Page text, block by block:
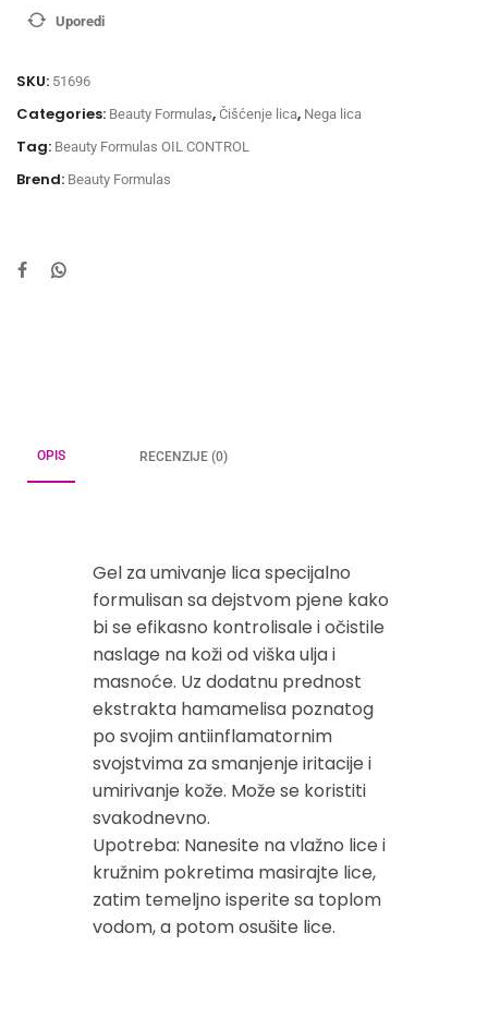
Uporedi
SKU: 51696
Categories: Beauty Formulas, Čišćenje lica, Nega lica
Tag: Beauty Formulas OIL CONTROL
Brend: Beauty Formulas
OPIS RECENZIJE (0)
Gel za umivanje lica specijalno
formulisan sa dejstvom pjene kako
bi se efikasno kontrolisale i očistile
naslage na koži od viška ulja i
masnoće. Uz dodatnu prednost
ekstrakta hamamelisa poznatog
po svojim antiinflamatornim
svojstvima za smanjenje iritacije i
umirivanje kože. Može se koristiti
svakodnevno.
Upotreba: Nanesite na vlažno lice i
kružnim pokretima masirajte lice,
zatim temeljno isperite sa toplom
vodom, a potom osušite lice.